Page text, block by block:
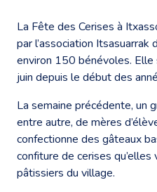
La Fête des Cerises à
par l’association
environ 150 bénévoles.
juin depuis le début des
La semaine précédente, un
entre autre, de mères
confectionne des gâteaux
confiture de cerises qu’elles
pâtissiers du village.